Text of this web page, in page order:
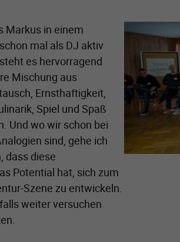
Zeige
Markus in einem
mal als DJ aktiv
es hervorragend
Mischung aus
Ernsthaftigkeit,
Spiel und Spaß
Und wo wir schon bei
sind, gehe ich
dass diese
Potential hat, sich zum
Szene zu entwickeln.
weiter versuchen